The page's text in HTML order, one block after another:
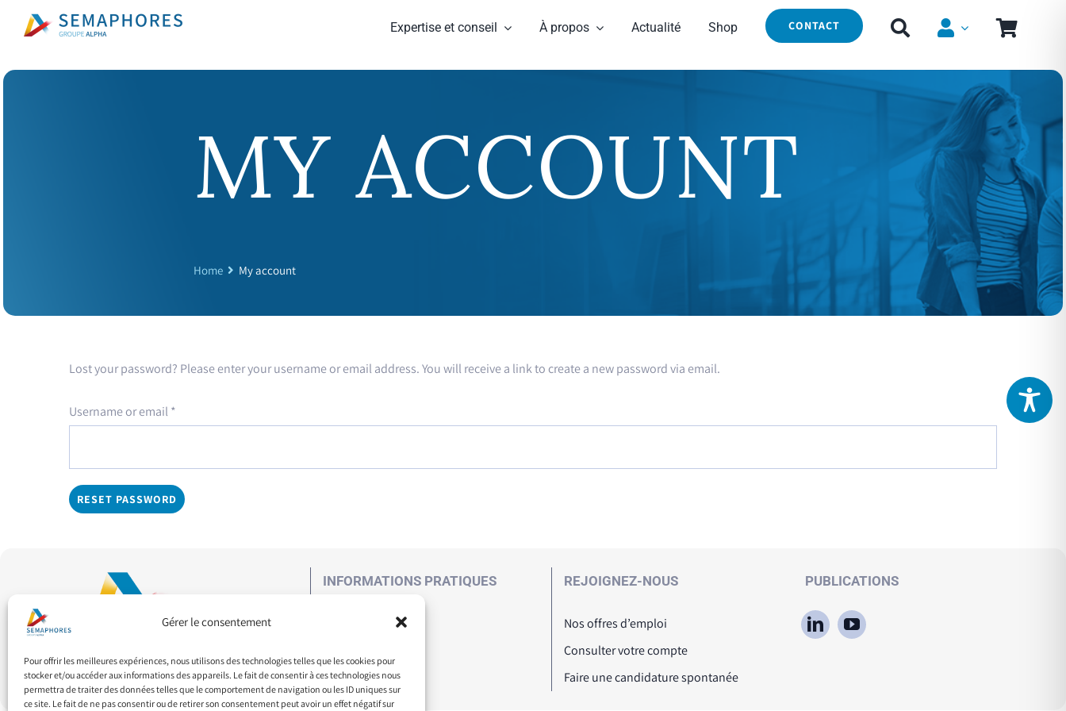
Gérer le consentement
Pour offrir les meilleures expériences, nous utilisons des technologies telles que les cookies pour
stocker et/ou accéder aux informations des appareils. Le fait de consentir à ces technologies nous
permettra de traiter des données telles que le comportement de navigation ou les ID uniques sur
ce site. Le fait de ne pas consentir ou de retirer son consentement peut avoir un effet négatif sur
content
Expertise et conseil À propos Actualité Shop CONTACT
MY ACCOUNT
Home My account
Lost your password? Please enter your username or email address. You will receive a link to create a new password via email.
Username or email *
RESET PASSWORD
INFORMATIONS PRATIQUES REJOIGNEZ-NOUS
Nos offres d’emploi
Consulter votre compte
Faire une candidature spontanée
PUBLICATIONS